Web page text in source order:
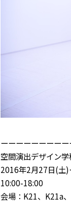
ーーーーーーーー
空間演出デザイン
2016年2月27日(土
10:00-18:00
会場：K21、K21a